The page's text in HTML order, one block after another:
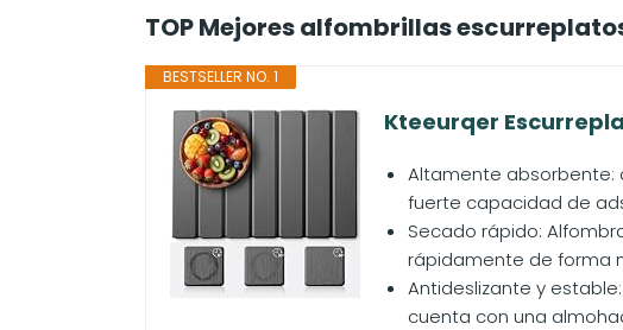
TOP Mejores alfombrillas
BESTSELLER NO. 1
Kteeurqer
Altamente absorbente:
fuerte capacidad de
Secado rápido:
rápidamente de forma
Antideslizante y
cuenta con una